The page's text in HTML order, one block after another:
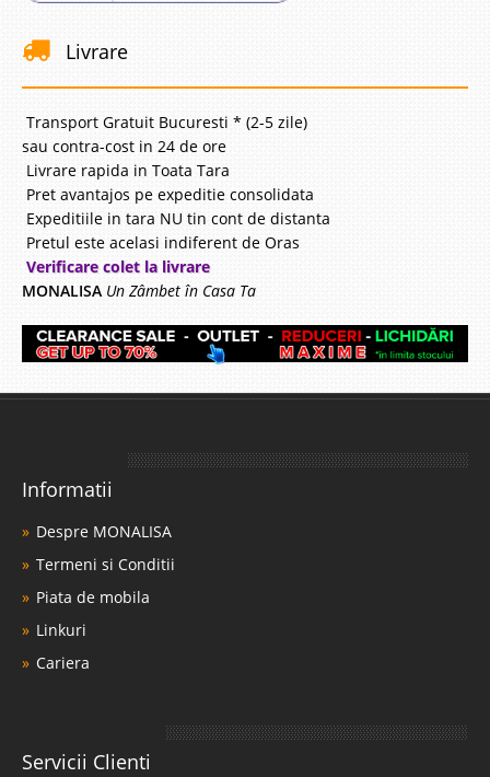
Livrare
Transport Gratuit Bucuresti * (2-5 zile)
sau contra-cost in 24 de ore
Livrare rapida in Toata Tara
Pret avantajos pe expeditie consolidata
Expeditiile in tara NU tin cont de distanta
Pretul este acelasi indiferent de Oras
Verificare colet la livrare
MONALISA Un Zâmbet în Casa Ta
Informatii
Despre MONALISA
Termeni si Conditii
Piata de mobila
Linkuri
Cariera
Servicii Clienti